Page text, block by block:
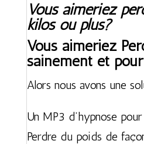
Vous aimeriez
kilos ou plus?
Vous aimeriez
sainement et
Alors nous avons une
Un MP3 d’hypnose
Perdre du poids de